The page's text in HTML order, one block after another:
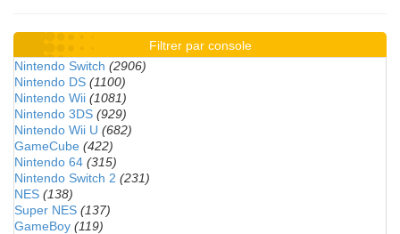
Filtrer par console
Nintendo Switch (2906)
Nintendo DS (1100)
Nintendo Wii (1081)
Nintendo 3DS (929)
Nintendo Wii U (682)
GameCube (422)
Nintendo 64 (315)
Nintendo Switch 2 (231)
NES (138)
Super NES (137)
GameBoy (119)